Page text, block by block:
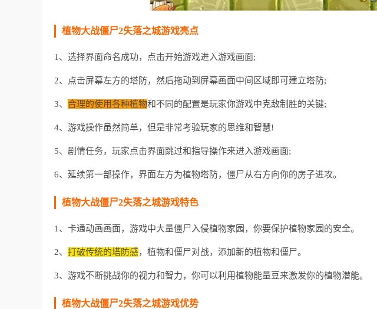
植物大战僵尸2失落之城游戏亮点
1、选择界面命名成功，点击开始游戏进入游戏画面;
2、点击屏幕左方的塔防，然后拖动到屏幕画面中间区域即可建立塔防;
3、 合理的使用各种植物和不同的配置是玩家你游戏中克敌制胜的关键;
4、游戏操作虽然简单，但是非常考验玩家的思维和智慧!
5、剧情任务，玩家点击界面跳过和指导操作来进入游戏画面;
6、延续第一部操作，界面左方为植物塔防，僵尸从右方向你的房子进攻。
植物大战僵尸2失落之城游戏特色
1、卡通动画画面，游戏中大量僵尸入侵植物家园，你要保护植物家园的安全。
2、 打破传统的塔防感，植物和僵尸对战，添加新的植物和僵尸。
3、游戏不断挑战你的视力和智力，你可以利用植物能量豆来激发你的植物潜能。
植物大战僵尸2失落之城游戏优势